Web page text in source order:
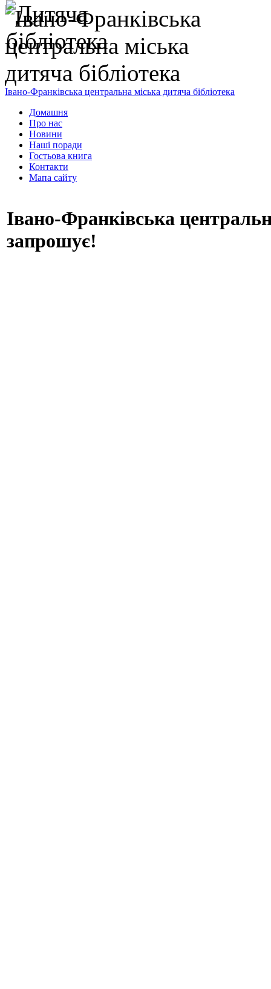
Івано-Франківська центральна міська дитяча бібліотека
Домашня
Про нас
Новини
Наші поради
Гостьова книга
Контакти
Мапа сайту
Івано-Франківська
запрошує!